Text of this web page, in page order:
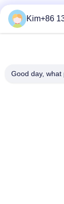
Kim+86
Good day,